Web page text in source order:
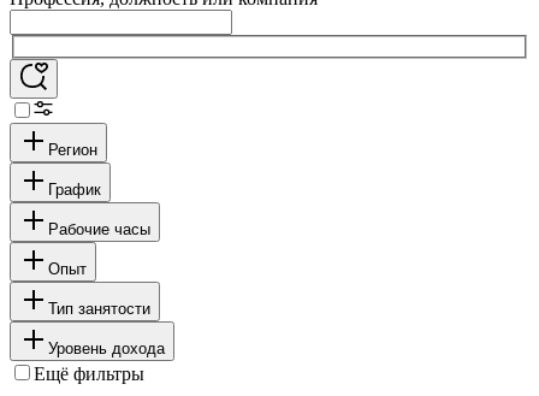
Регион
График
Рабочие часы
Опыт
Тип занятости
Уровень дохода
Ещё фильтры